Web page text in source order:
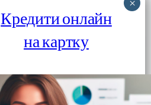
Завантажити
Кредити онлайн
на картку